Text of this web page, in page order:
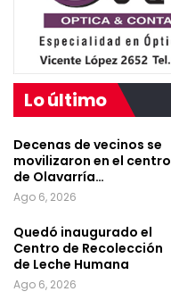
Lo último
Decenas de vecinos se
movilizaron en el centro
de Olavarría…
Ago 6, 2026
Quedó inaugurado el
Centro de Recolección
de Leche Humana
Ago 6, 2026